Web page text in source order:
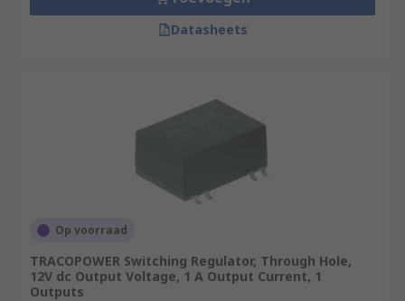
Datasheets
Op voorraad
TRACOPOWER Switching Regulator, Through Hole,
12V dc Output Voltage, 1 A Output Current, 1
Outputs